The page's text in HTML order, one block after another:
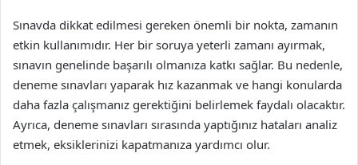
Sınavda dikkat edilmesi gereken önemli bir nokta, zamanın
etkin kullanımıdır. Her bir soruya yeterli zamanı ayırmak,
sınavın genelinde başarılı olmanıza katkı sağlar. Bu nedenle,
deneme sınavları yaparak hız kazanmak ve hangi konularda
daha fazla çalışmanız gerektiğini belirlemek faydalı olacaktır.
Ayrıca, deneme sınavları sırasında yaptığınız hataları analiz
etmek, eksiklerinizi kapatmanıza yardımcı olur.